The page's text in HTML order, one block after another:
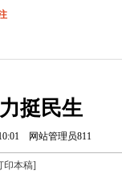
挺民生
网站管理员811
印本稿]